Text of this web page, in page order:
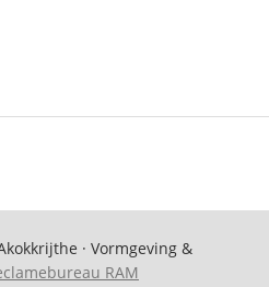
· Vormgeving &
RAM